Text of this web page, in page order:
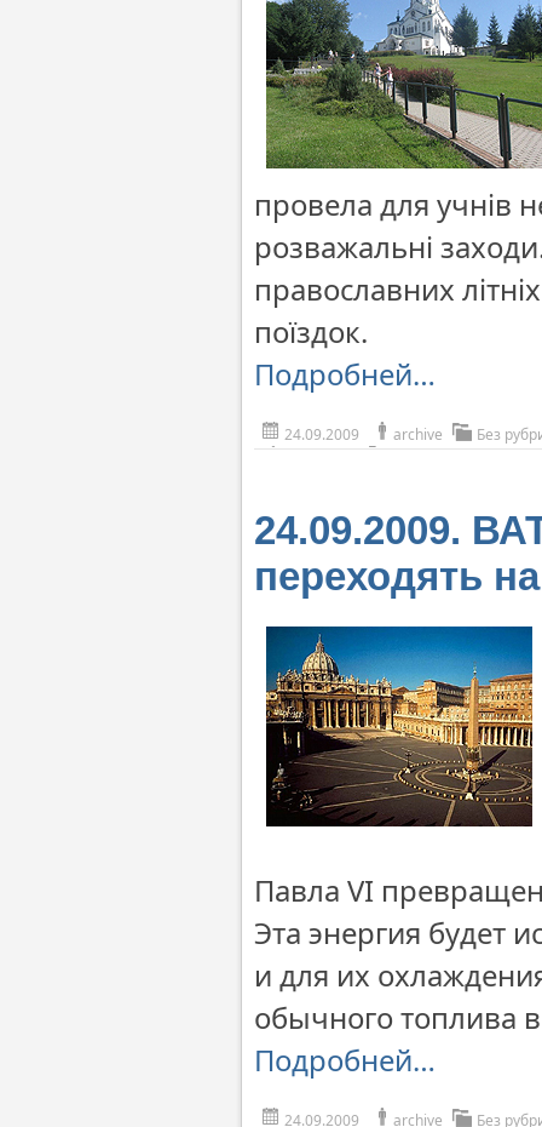
провела для учнів
розважальні
православних
поїздок.
Подробней…
24.09.2009 archive Без
24.09.2009.
переходять
Павла VI
Эта энергия будет
и для их
обычного топлива
Подробней…
24.09.2009 archive Без